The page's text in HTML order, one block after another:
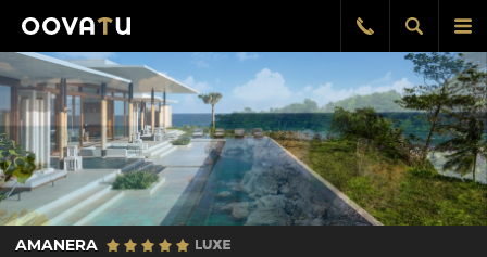
le
Afficher
la
Rappel
gratuit
AMANERA